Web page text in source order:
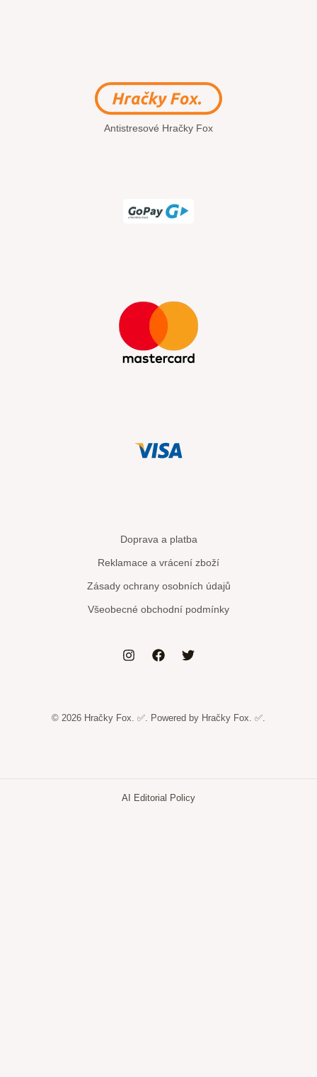
Antistresové Hračky Fox
Doprava a platba
Reklamace a vrácení zboží
Zásady ochrany osobních údajů
Všeobecné obchodní podmínky
© 2026 Hračky Fox. ✅. Powered by Hračky Fox. ✅.
AI Editorial Policy